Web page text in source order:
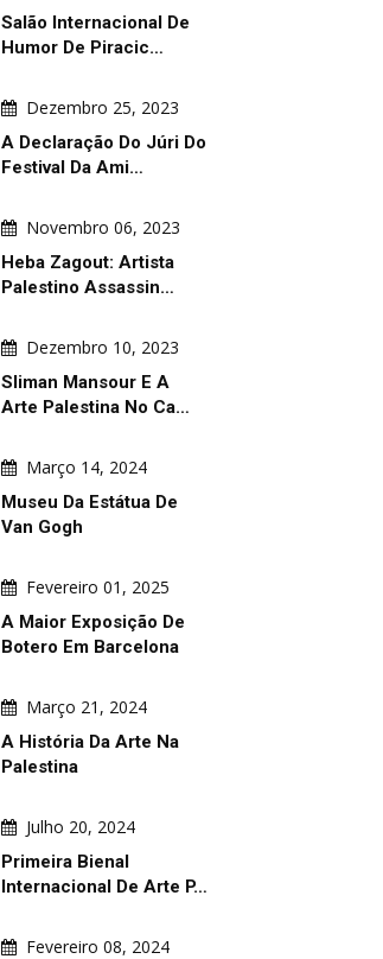
Salão Internacional De
Humor De Piracic…
Dezembro 25, 2023
A Declaração Do Júri Do
Festival Da Ami…
Novembro 06, 2023
Heba Zagout: Artista
Palestino Assassin…
Dezembro 10, 2023
Sliman Mansour E A
Arte Palestina No Ca…
Março 14, 2024
Museu Da Estátua De
Van Gogh
Fevereiro 01, 2025
A Maior Exposição De
Botero Em Barcelona
Março 21, 2024
A História Da Arte Na
Palestina
Julho 20, 2024
Primeira Bienal
Internacional De Arte P…
Fevereiro 08, 2024